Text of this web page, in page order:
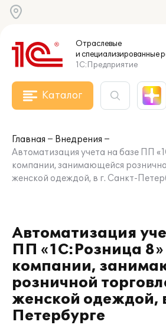
Отраслевые
и специализированные
1С:Предприятие
Каталог
Главная
Внедрения
Автоматизация учета на базе ПП
компании, занимающейся
женской одеждой, в г. Санкт-
Автоматизация
ПП «1С:Розница 8»
компании,
розничной
женской одеждой,
Петербурге